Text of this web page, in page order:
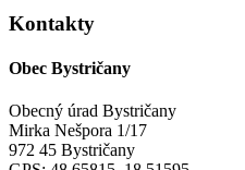
Kontakty
Obec Bystričany
Obecný úrad Bystričany
Mirka Nešpora 1/17
972 45 Bystričany